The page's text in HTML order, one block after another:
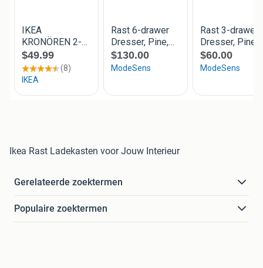
Ikea Rast Ladekasten voor Jouw Interieur
Gerelateerde zoektermen
Populaire zoektermen